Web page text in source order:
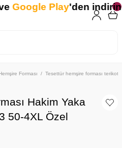
Forması Tesettür hemşire forması
Hakim Yaka
50-4XL Özel
Google Play'den indirin.